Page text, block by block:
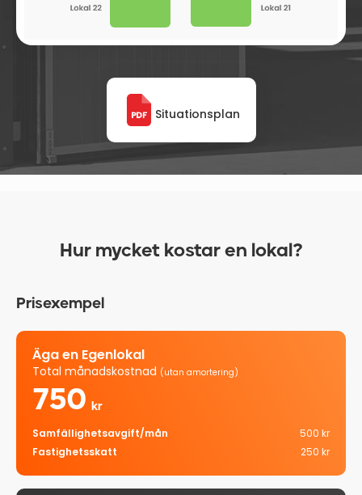
Situationsplan
Hur mycket kostar en lokal?
Prisexempel
Äga en Egenlokal
Total månadskostnad (utan amortering)
750 kr
Samfällighetsavgift/mån
500 kr
Fastighetsskatt
250 kr